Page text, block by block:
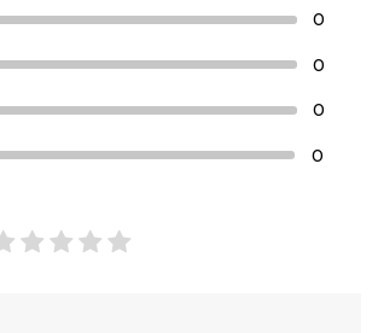
0
0
0
0